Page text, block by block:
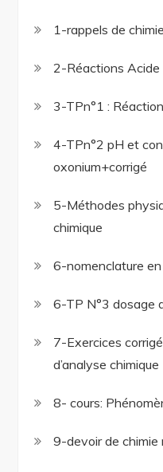
1-rappels de chimie
2-Réactions Acide
3-TPn°1 :
4-TPn°2 pH et
oxonium+corrigé
5-Méthodes
chimique
6-nomenclature
6-TP N°3 dosage
7-Exercices
d’analyse chimique
8- cours:
9-devoir de chimie